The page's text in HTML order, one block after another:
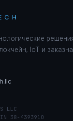
IoT и
LLC
38-4393910